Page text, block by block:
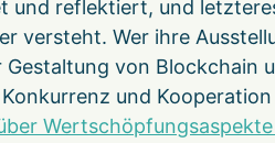
reflektiert, und
versteht. Wer ihre
von Blockchain
und